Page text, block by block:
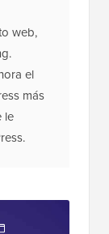
web,
el
más
le